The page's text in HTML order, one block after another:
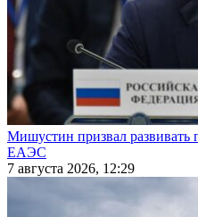
Мишустин призвал развивать
ЕАЭС
7 августа 2026, 12:29